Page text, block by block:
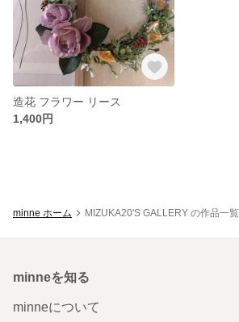
造花 フラワー リース
1,400円
minne ホーム MIZUKA20'S GALLERY の作品一覧
minneを知る
minneについて